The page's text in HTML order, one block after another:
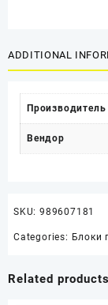
ADDITIONAL
Производитель
Вендор
SKU: 989607181
Categories: Блоки
Related products